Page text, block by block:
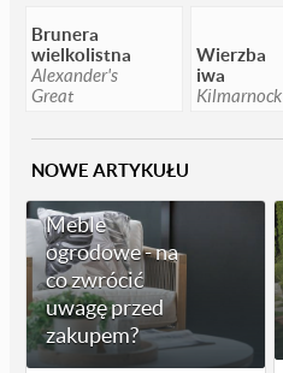
Brunera
wielkolistna
Alexander's
Great
Wierzba
iwa
Kilmarnock
NOWE ARTYKUŁU
Meble
ogrodowe - na
co zwrócić
uwagę przed
zakupem?